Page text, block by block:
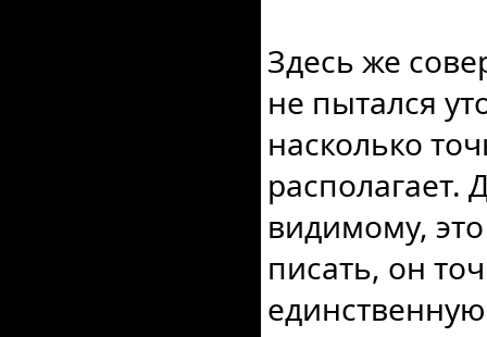
Здесь же
не пытался
насколько
располагает.
видимому,
писать, он